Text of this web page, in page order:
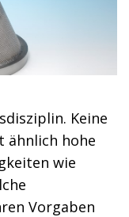
Keine
ähnlich hohe
wie
Vorgaben